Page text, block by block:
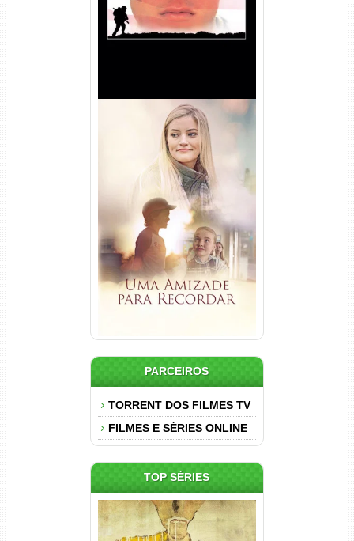
Uma Amizade para Recordar
Torrent (2025) WEB-DL 1080p
Dual Áudio
PARCEIROS
TORRENT DOS FILMES TV
FILMES E SÉRIES ONLINE
TOP SÉRIES